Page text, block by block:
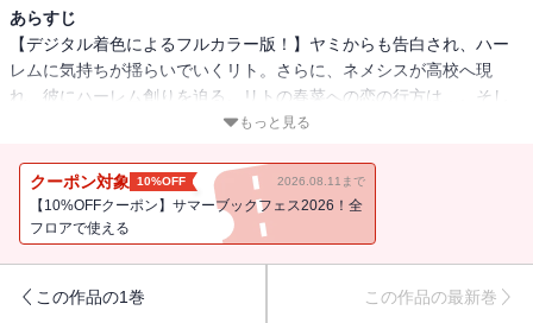
あらすじ
【デジタル着色によるフルカラー版！】ヤミからも告白され、ハー
レムに気持ちが揺らいでいくリト。さらに、ネメシスが高校へ現
れ、彼にハーレム創りを迫る。リトの春菜への恋の行方は…。そし
てモモが選択した道とは!? 楽園計画クライマックス!!
もっと見る
クーポン対象 10%OFF 2026.08.11まで
【10%OFFクーポン】サマーブックフェス2026！全
フロアで使える
この作品の1巻 この作品の最新巻